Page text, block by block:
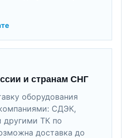
и странам СНГ
оборудования
СДЭК,
другими ТК по
доставка до